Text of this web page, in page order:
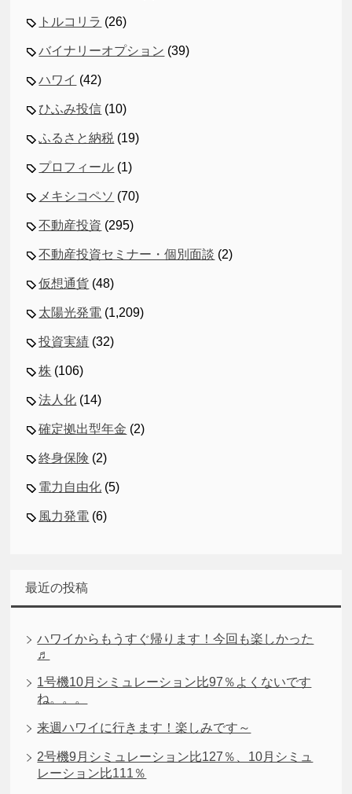
トルコリラ (26)
バイナリーオプション (39)
ハワイ (42)
ひふみ投信 (10)
ふるさと納税 (19)
プロフィール (1)
メキシコペソ (70)
不動産投資 (295)
不動産投資セミナー・個別面談 (2)
仮想通貨 (48)
太陽光発電 (1,209)
投資実績 (32)
株 (106)
法人化 (14)
確定拠出型年金 (2)
終身保険 (2)
電力自由化 (5)
風力発電 (6)
最近の投稿
ハワイからもうすぐ帰ります！今回も楽しかった
♬
1号機10月シミュレーション比97％よくないです
ね。。。
来週ハワイに行きます！楽しみです～
2号機9月シミュレーション比127％、10月シミュ
レーション比111％